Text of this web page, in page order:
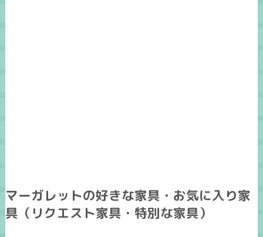
マーガレットの好きな家具・お気に入り家
具（リクエスト家具・特別な家具）